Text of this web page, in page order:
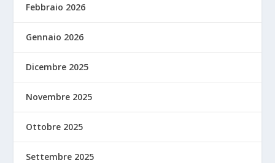
Febbraio 2026
Gennaio 2026
Dicembre 2025
Novembre 2025
Ottobre 2025
Settembre 2025